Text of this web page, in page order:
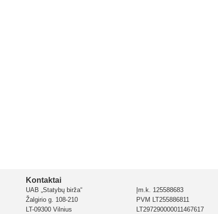
Kontaktai
UAB „Statybų birža“
Žalgirio g. 108-210
LT-09300 Vilnius
Įm.k. 125588683
PVM LT255886811
LT297290000011467617